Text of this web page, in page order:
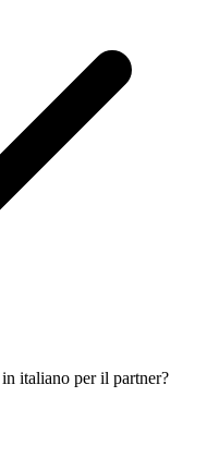
italiano per il partner?